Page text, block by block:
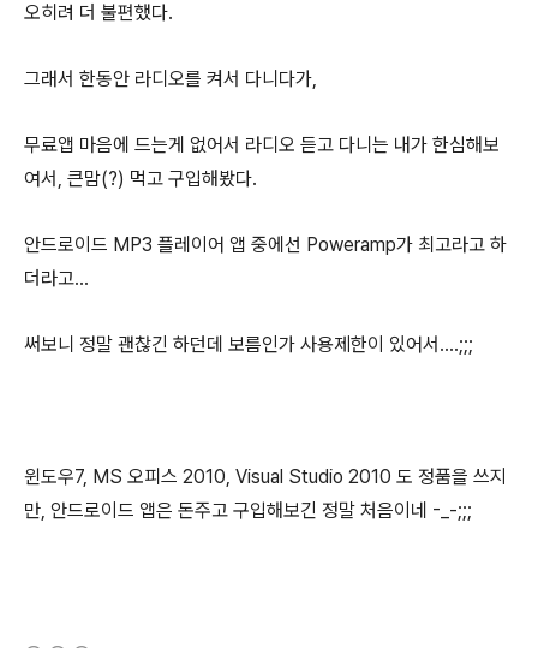
오히려 더 불편했다.
그래서 한동안 라디오를 켜서 다니다가,
무료앱 마음에 드는게 없어서 라디오 듣고 다니는 내가 한심해보
여서, 큰맘(?) 먹고 구입해봤다.
안드로이드 MP3 플레이어 앱 중에선 Poweramp가 최고라고 하
더라고...
써보니 정말 괜찮긴 하던데 보름인가 사용제한이 있어서....;;;
윈도우7, MS 오피스 2010, Visual Studio 2010 도 정품을 쓰지
만, 안드로이드 앱은 돈주고 구입해보긴 정말 처음이네 -_-;;;